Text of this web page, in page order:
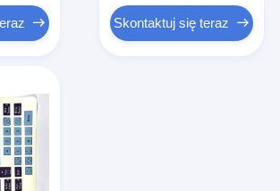
do druku cyfrowego
membranowy
membranowy
Skontaktuj się teraz